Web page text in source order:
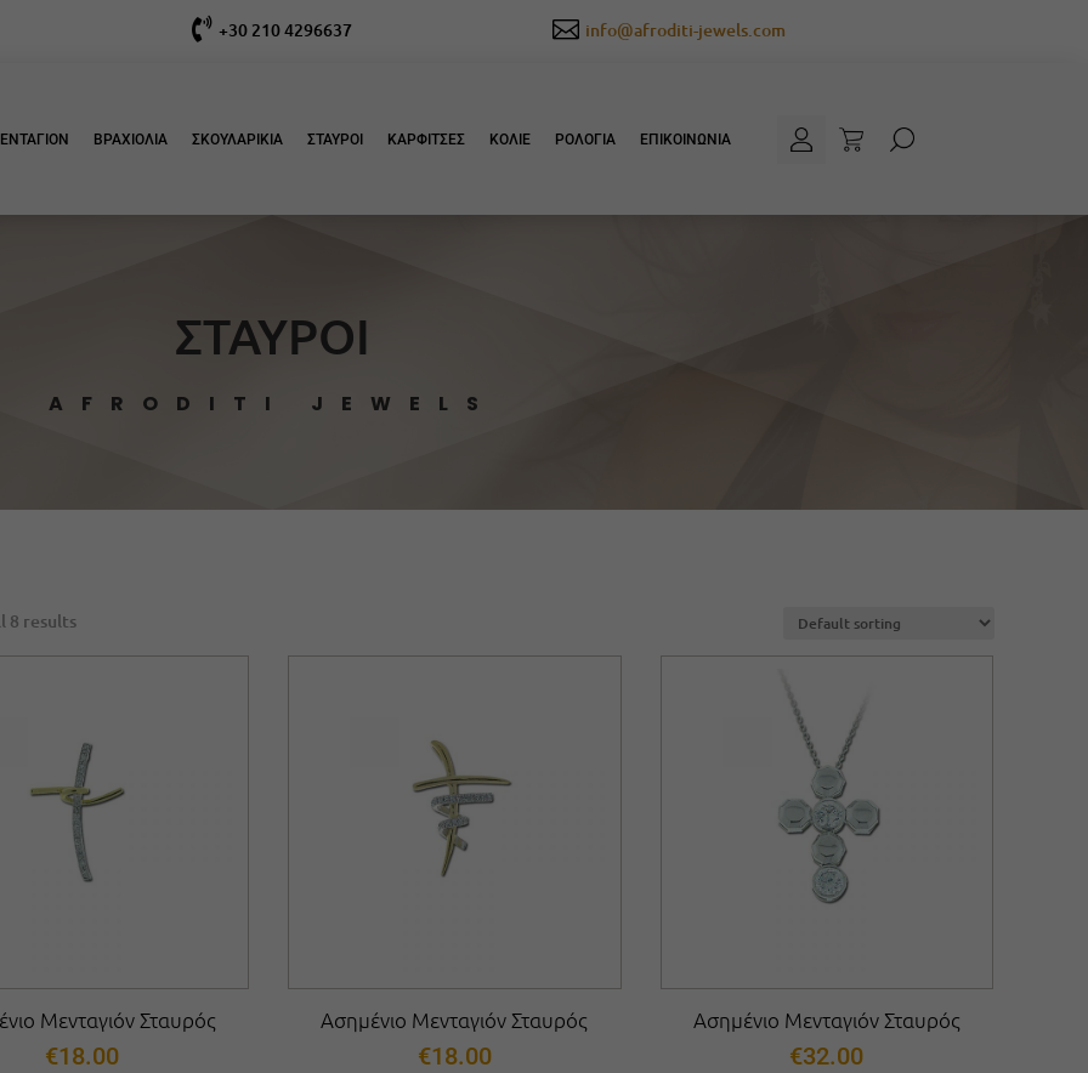
 +30 210 4296637  info@afroditi-jewels.com
ΒΡΑΧΙΟΛΙΑ ΣΚΟΥΛΑΡΙΚΙΑ ΣΤΑΥΡΟΙ ΚΑΡΦΙΤΣΕΣ ΚΟΛΙΕ ΡΟΛΟΓΙΑ ΕΠΙΚΟΙΝΩΝΙΑ
ΣΤΑΥΡΟΙ
AFRODITI JEWELS
8 results
Μενταγιόν Σταυρός
€18.00
Ασημένιο Μενταγιόν Σταυρός
€18.00
Ασημένιο Μενταγιόν Σταυρός
€32.00